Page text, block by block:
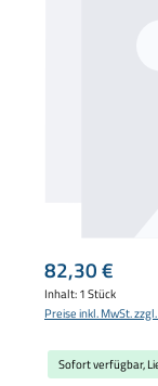
Regulärer Preis:
82,30 €
Inhalt:1 Stück
Preise inkl. MwSt.
Sofort verfügbar,